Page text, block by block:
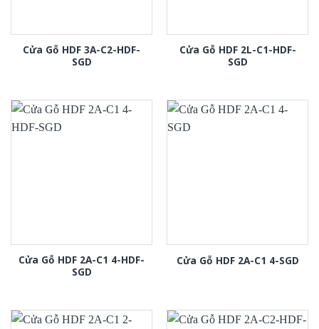
Cửa Gỗ HDF 3A-C2-HDF-
SGD
Cửa Gỗ HDF 2L-C1-HDF-
SGD
Cửa Gỗ HDF 2A-C1 4-HDF-
SGD
Cửa Gỗ HDF 2A-C1 4-SGD